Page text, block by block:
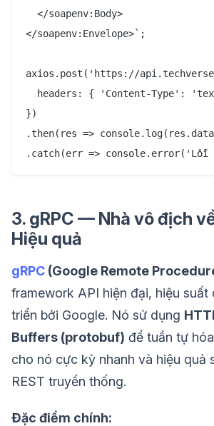
  </soapenv:Body>
</soapenv:Envelope>`;
axios.post('https://
headers: { 'Content-Type':
})
.then(res =>
3. gRPC — Nhà vô địch
Hiệu quả
gRPC (Google Remote
framework API hiện đại, hiệu
triển bởi Google. Nó sử dụng
Buffers (protobuf) để tuần tự
cho nó cực kỳ nhanh và hiệu quả
REST truyền thống.
Đặc điểm chính: